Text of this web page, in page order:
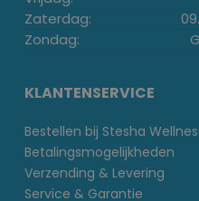
Zaterdag:
Zondag:
KLANTENSERVICE
Bestellen bij Stesha
Betalingsmogelijkheden
Verzending & Levering
Service & Garantie